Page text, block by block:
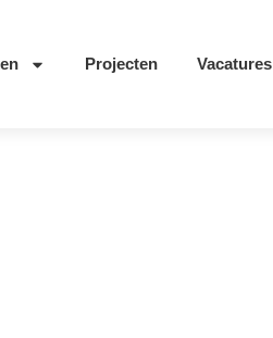
Projecten Vacatures